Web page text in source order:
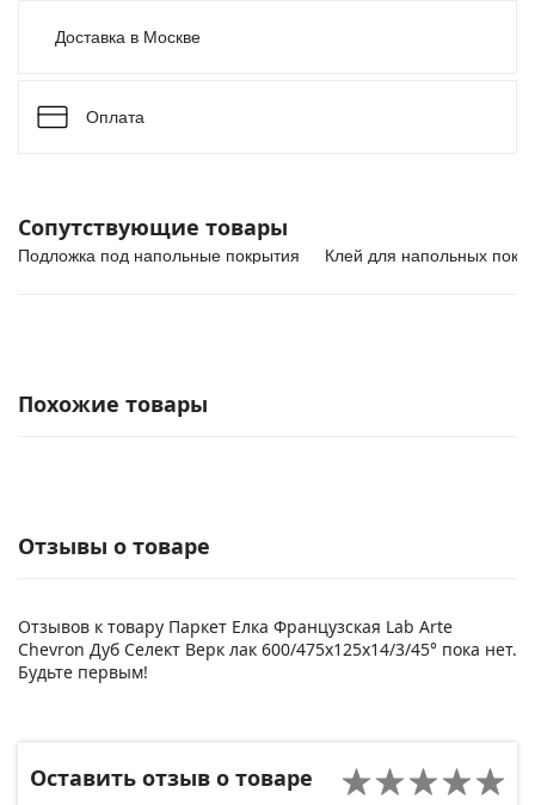
Доставка в Москве
Оплата
Сопутствующие товары
Подложка под напольные покрытия Клей для напольных
Похожие товары
Отзывы о товаре
Отзывов к товару Паркет Елка Французская Lab Arte
Chevron Дуб Селект Верк лак 600/475х125х14/3/45° пока нет.
Будьте первым!
Оставить отзыв о товаре